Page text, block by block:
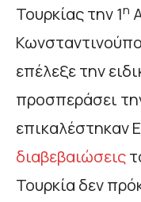
Τουρκίας την 1η
επέλεξε την
προσπεράσει
επικαλέστηκαν
διαβεβαιώσεις
Τουρκία δεν